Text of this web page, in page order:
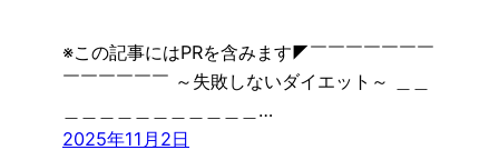
※この記事にはPRを含みます◤￣￣￣￣￣￣￣
￣￣￣￣￣￣ ～失敗しないダイエット～ ＿＿
＿＿＿＿＿＿＿＿＿＿＿…
2025年11月2日